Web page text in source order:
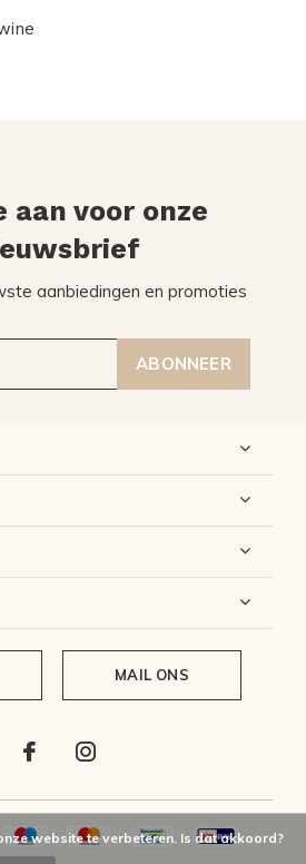
aan voor onze
aanbiedingen en promoties
ABONNEER
MAIL ONS
website te verbeteren. Is dat akkoord?